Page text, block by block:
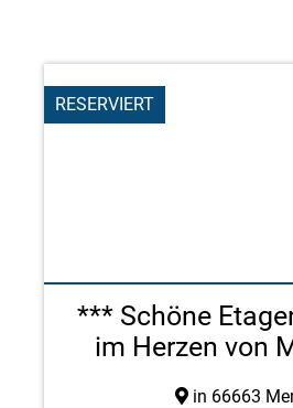
RESERVIERT
*** Schöne
im Herzen von
in 66663